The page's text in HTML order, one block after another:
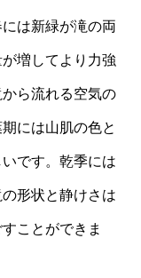
は新緑が滝の両
増してより力強
ら流れる空気の
には山肌の色と
です。乾季には
形状と静けさは
ことができま